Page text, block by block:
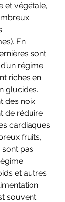
et végétale,
En
sont
régime
riches en
glucides.
des noix
de réduire
cardiaques
fruits,
sont pas
et autres
souvent